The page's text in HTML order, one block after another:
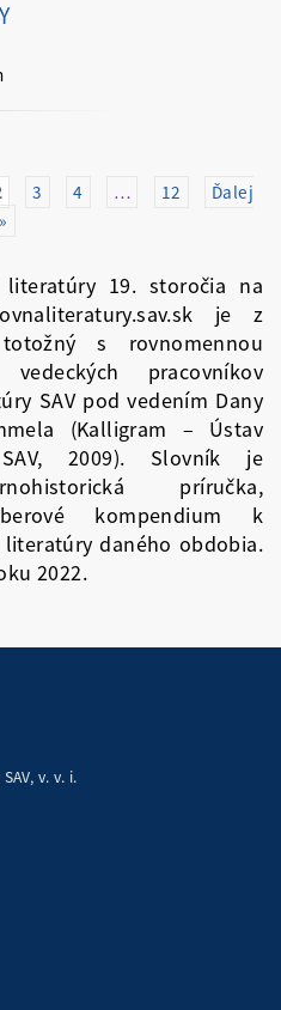
3 4 … 12
Ďalej
»
19. storočia na
je z
s rovnomennou
pracovníkov
SAV pod vedením Dany
(Kalligram – Ústav
2009). Slovník je
príručka,
kompendium k
daného obdobia.
2022.
v. v. i.